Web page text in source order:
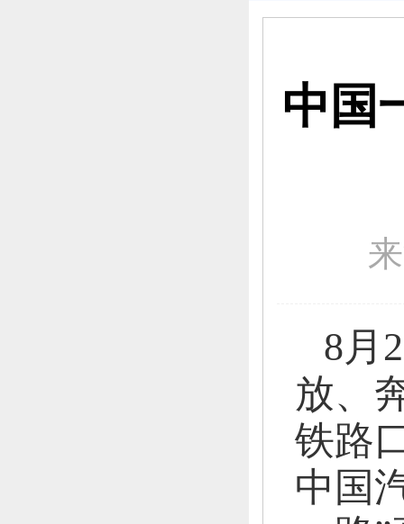
中国
8月
放、
铁路
中国